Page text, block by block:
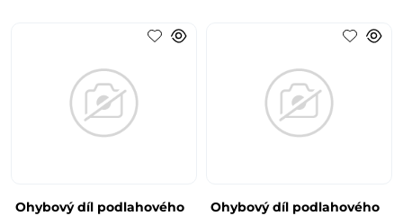
Ohybový díl podlahového
Ohybový díl podlahového